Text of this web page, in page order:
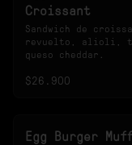
Croissant
Sandwich de
revuelto, alioli,
queso cheddar.
$26.900
Egg Burger